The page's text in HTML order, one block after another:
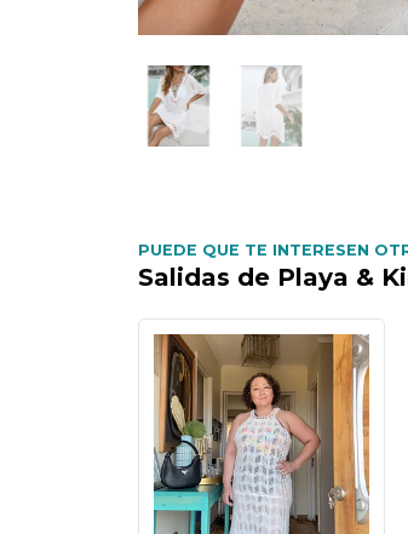
PUEDE QUE TE INTERESEN
Salidas de Playa &